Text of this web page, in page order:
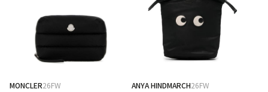
MONCLER26FW
ANYA HINDMARCH26FW